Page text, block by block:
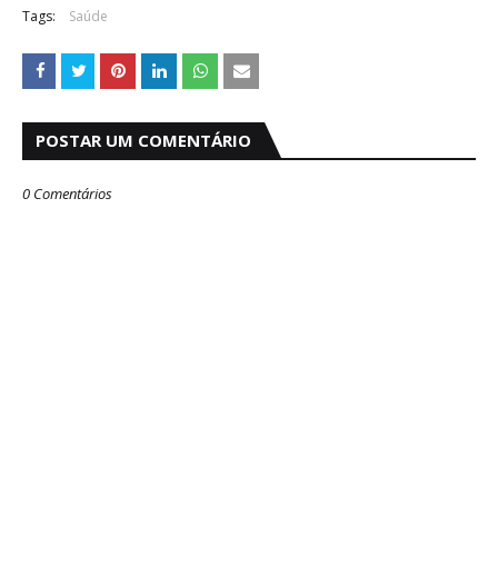
Tags: Saúde
POSTAR UM COMENTÁRIO
0 Comentários